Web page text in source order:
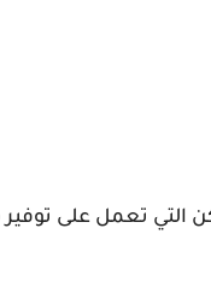
التي تعمل على